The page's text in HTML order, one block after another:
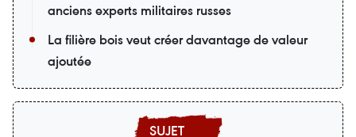
anciens experts militaires russes
La filière bois veut créer davantage de valeur
ajoutée